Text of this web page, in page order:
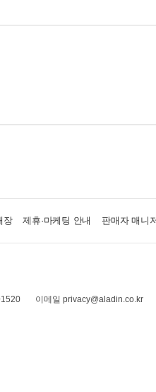
장 제휴·마케팅 안내 판매자 매니
이메일 privacy@aladin.co.kr